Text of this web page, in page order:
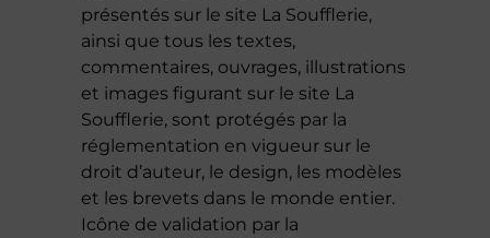
présentés sur le site La Soufflerie,
ainsi que tous les textes,
commentaires, ouvrages, illustrations
et images figurant sur le site La
Soufflerie, sont protégés par la
réglementation en vigueur sur le
droit d’auteur, le design, les modèles
et les brevets dans le monde entier.
Icône de validation par la